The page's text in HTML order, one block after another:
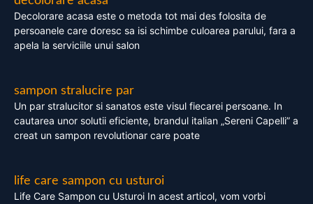
Decolorare acasa este o metoda tot mai des folosita de
persoanele care doresc sa isi schimbe culoarea parului, fara a
apela la serviciile unui salon
sampon stralucire par
Un par stralucitor si sanatos este visul fiecarei persoane. In
cautarea unor solutii eficiente, brandul italian „Sereni Capelli” a
creat un sampon revolutionar care poate
life care sampon cu usturoi
Life Care Sampon cu Usturoi In acest articol, vom vorbi